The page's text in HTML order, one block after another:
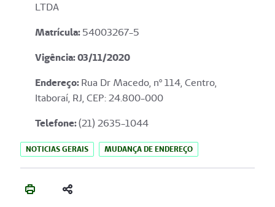
LTDA
Matrícula:54003267-5
Vigência: 03/11/2020
Endereço:Rua Dr Macedo, nº 114, Centro,
Itaboraí, RJ, CEP: 24.800-000
Telefone:(21) 2635-1044
NOTICIAS GERAIS MUDANÇA DE ENDEREÇO